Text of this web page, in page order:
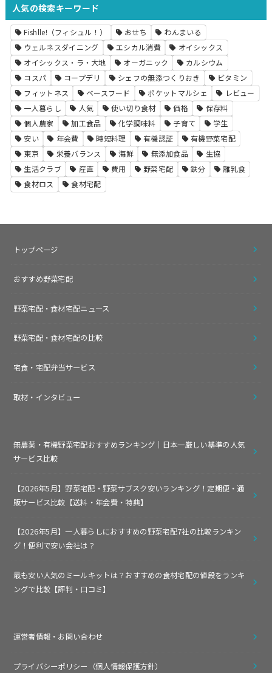
人気の検索キーワード
Fishlle!（フィシュル！） おせち
わんまいる
ウェルネスダイニング
エシカル消費
オイシックス
オイシックス・ラ・大地
オーガニック
カルシウム
コスパ
コープデリ シェフの無添つくりおき
ビタミン
フィットネス
ベースフード ポケットマルシェ
レビュー
一人暮らし
人気 使い切り食材 価格
保存料
個人農家
加工食品 化学調味料 子育て
学生
安い
年会費 時短料理 有機認証
有機野菜宅配
東京
栄養バランス 海鮮 無添加食品
生協
生活クラブ
産直 費用 野菜宅配 鉄分
離乳食
食材ロス
食材宅配
トップページ
おすすめ野菜宅配
野菜宅配・食材宅配ニュース
野菜宅配・食材宅配の比較
宅食・宅配弁当サービス
取材・インタビュー
無農薬・有機野菜宅配おすすめランキング｜日本一厳しい基準の人気
サービス比較
【2026年5月】野菜宅配・野菜サブスク安いランキング！定期便・通
販サービス比較【送料・年会費・特典】
【2026年5月】一人暮らしにおすすめの野菜宅配7社の比較ランキン
グ！便利で安い会社は？
最も安い人気のミールキットは？おすすめの食材宅配の値段をランキ
ングで比較【評判・口コミ】
運営者情報・お問い合わせ
プライバシーポリシー（個人情報保護方針）